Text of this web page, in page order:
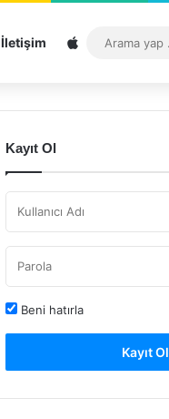
İletişim Sitemap
Kayıt Ol
Beni hatırla
Kayıt Ol